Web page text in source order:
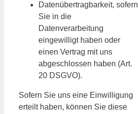
Datenübertragbarkeit, sofern
Sie in die
Datenverarbeitung
eingewilligt haben oder
einen Vertrag mit uns
abgeschlossen haben (Art.
20 DSGVO).
Sofern Sie uns eine Einwilligung
erteilt haben, können Sie diese